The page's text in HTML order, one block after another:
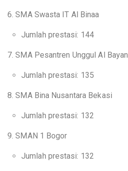
6. SMA Swasta IT Al Binaa
Jumlah prestasi: 144
7. SMA Pesantren Unggul Al Bayan
Jumlah prestasi: 135
8. SMA Bina Nusantara Bekasi
Jumlah prestasi: 132
9. SMAN 1 Bogor
Jumlah prestasi: 132